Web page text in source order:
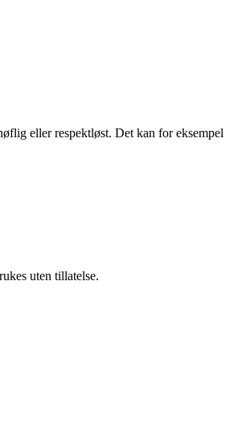
eller respektløst. Det kan for eksempel
uten tillatelse.